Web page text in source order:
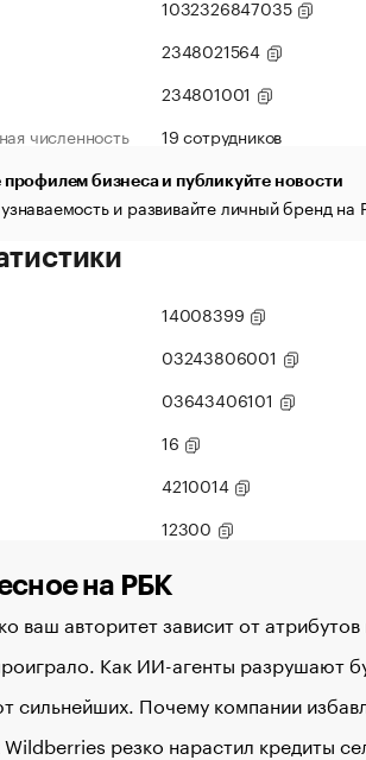
1032326847035
2348021564
234801001
численность
19 сотрудников
профилем бизнеса и публикуйте новости
и развивайте личный бренд на
14008399
03243806001
03643406101
16
4210014
12300
на РБК
ваш авторитет зависит от
Как ИИ-агенты разрушают
сильнейших. Почему компании
Wildberries резко нарастил кредиты